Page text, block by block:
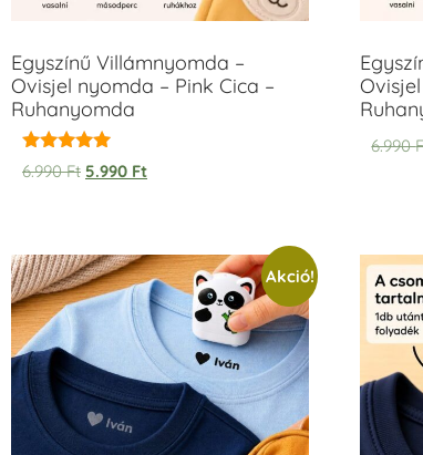
Egyszínű Villámnyomda –
Ovisjel nyomda – Pink Cica –
Ruhanyomda
Értékelés:
5.00
6.990Ft 5.990 Ft
6.990
Akció!